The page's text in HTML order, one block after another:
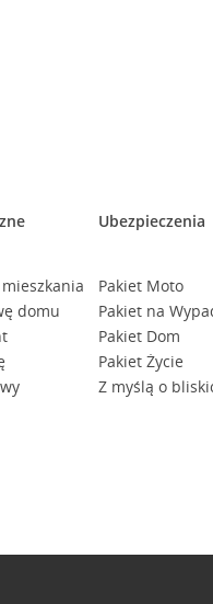
domu
Ubezpieczenia
Pakiet Moto
Pakiet na
Pakiet Dom
Pakiet Życie
Z myślą o